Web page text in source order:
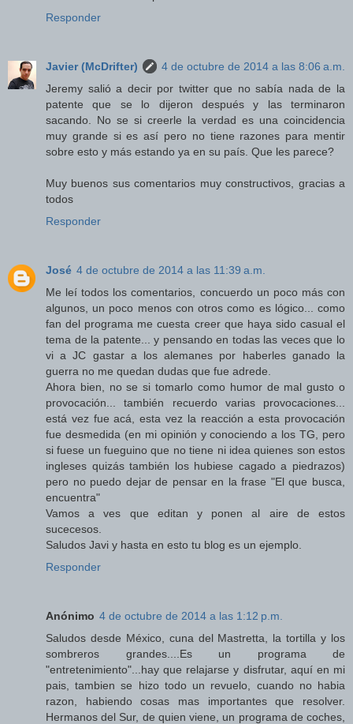
Responder
Javier (McDrifter)
4 de octubre de 2014 a las 8:06 a.m.
Jeremy salió a decir por twitter que no sabía nada de la
patente que se lo dijeron después y las terminaron
sacando. No se si creerle la verdad es una coincidencia
muy grande si es así pero no tiene razones para mentir
sobre esto y más estando ya en su país. Que les parece?
Muy buenos sus comentarios muy constructivos, gracias a
todos
Responder
José 4 de octubre de 2014 a las 11:39 a.m.
Me leí todos los comentarios, concuerdo un poco más con
algunos, un poco menos con otros como es lógico... como
fan del programa me cuesta creer que haya sido casual el
tema de la patente... y pensando en todas las veces que lo
vi a JC gastar a los alemanes por haberles ganado la
guerra no me quedan dudas que fue adrede.
Ahora bien, no se si tomarlo como humor de mal gusto o
provocación... también recuerdo varias provocaciones...
está vez fue acá, esta vez la reacción a esta provocación
fue desmedida (en mi opinión y conociendo a los TG, pero
si fuese un fueguino que no tiene ni idea quienes son estos
ingleses quizás también los hubiese cagado a piedrazos)
pero no puedo dejar de pensar en la frase "El que busca,
encuentra"
Vamos a ves que editan y ponen al aire de estos
sucecesos.
Saludos Javi y hasta en esto tu blog es un ejemplo.
Responder
Anónimo 4 de octubre de 2014 a las 1:12 p.m.
Saludos desde México, cuna del Mastretta, la tortilla y los
sombreros grandes....Es un programa de
"entretenimiento"...hay que relajarse y disfrutar, aquí en mi
pais, tambien se hizo todo un revuelo, cuando no habia
razon, habiendo cosas mas importantes que resolver.
Hermanos del Sur, de quien viene, un programa de coches,